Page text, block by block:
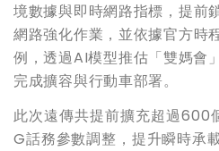
境數據與即時網路指標，提前
網路強化作業，並依據官方時
例，透過AI模型推估「雙媽會
完成擴容與行動車部署。
此次遠傳共提前擴充超過
G話務參數調整，提升瞬時承